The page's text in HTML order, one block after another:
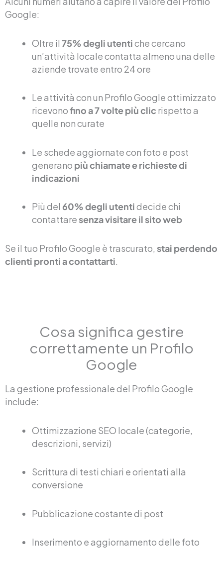
Google:
Oltre il 75% degli utentiche cercano
un’attività locale contatta almeno una delle
aziende trovate entro 24 ore
Le attività con un Profilo Google ottimizzato
ricevonofino a 7 volte più clic rispetto a
quelle non curate
Le schede aggiornate con foto e post
generano più chiamate e richieste di
indicazioni
Più del 60% degli utentidecide chi
contattaresenza visitare il sito web
Se il tuo Profilo Google è trascurato, stai perdendo
clienti pronti a contattarti
Cosa significa gestire
correttamente un Profilo
Google
La gestione professionale del Profilo Google
include:
Ottimizzazione SEO locale (categorie,
descrizioni, servizi)
Scrittura di testi chiari e orientati alla
conversione
Pubblicazione costante di post
Inserimento e aggiornamento delle foto